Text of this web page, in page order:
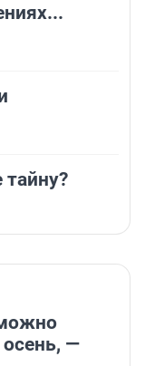
осень, —